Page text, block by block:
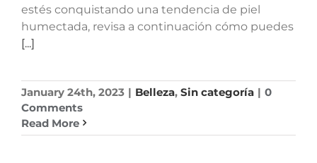
estés conquistando una tendencia de piel
humectada, revisa a continuación cómo puedes
[...]
January 24th, 2023 | Belleza, Sin categoría | 0
Comments
Read More